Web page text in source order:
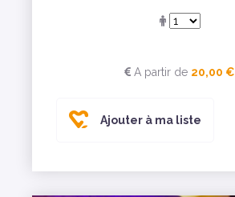
A partir de 20,00 €
Ajouter à ma liste